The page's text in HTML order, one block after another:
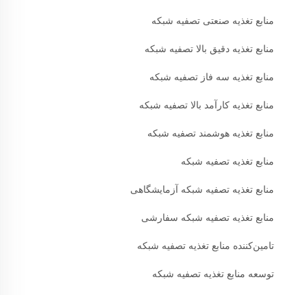
منابع تغذیه صنعتی تصفیه شبکه
منابع تغذیه دقیق بالا تصفیه شبکه
منابع تغذیه سه فاز تصفیه شبکه
منابع تغذیه کارآمد بالا تصفیه شبکه
منابع تغذیه هوشمند تصفیه شبکه
منابع تغذیه تصفیه شبکه
منابع تغذیه تصفیه شبکه آزمایشگاهی
منابع تغذیه تصفیه شبکه سفارشی
تامین‌کننده منابع تغذیه تصفیه شبکه
توسعه منابع تغذیه تصفیه شبکه